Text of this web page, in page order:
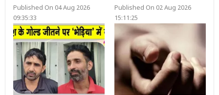
Published On 04 Aug 2026
09:35:33
Published On 02 Aug 2026
15:11:25